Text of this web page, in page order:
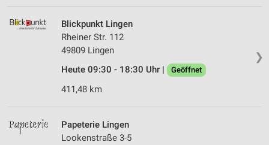
❯
Blickpunkt Lingen
Rheiner Str. 112
49809 Lingen
Heute 09:30 - 18:30 Uhr |
Geöffnet
411,48 km
Papeterie Lingen
Lookenstraße 3-5